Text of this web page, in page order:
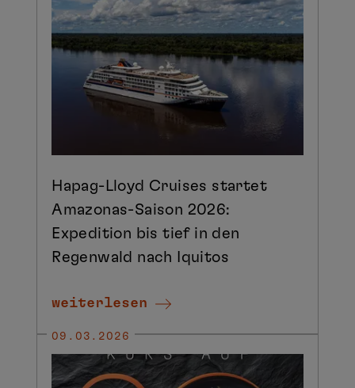
Hapag-Lloyd Cruises startet
Amazonas-Saison 2026:
Expedition bis tief in den
Regenwald nach Iquitos
weiterlesen
09.03.2026